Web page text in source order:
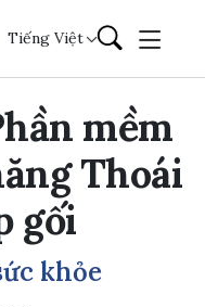
Tiếng Việt
mềm
Thoái
gối
khỏe